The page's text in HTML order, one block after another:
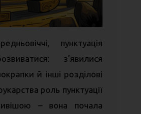
пунктуація
з’явилися
й інші розділові
роль пунктуації
– вона почала